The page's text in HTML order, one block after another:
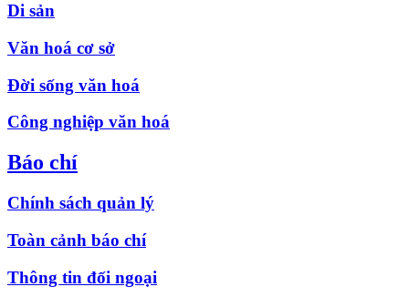
Di sản
Văn hoá cơ sở
Đời sống văn hoá
Công nghiệp văn hoá
Báo chí
Chính sách quản lý
Toàn cảnh báo chí
Thông tin đối ngoại